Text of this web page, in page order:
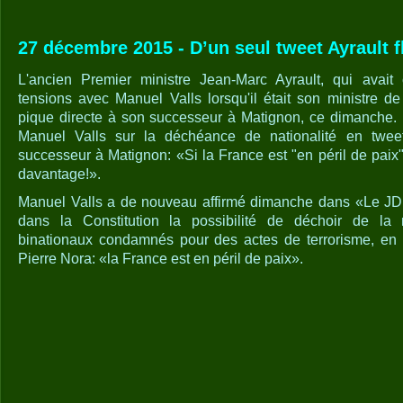
27 décembre 2015 - D’un seul tweet Ayrault
L'ancien Premier ministre Jean-Marc Ayrault, qui
tensions avec Manuel Valls lorsqu'il était son ministre
pique directe à son successeur à Matignon, ce
Manuel Valls sur la déchéance de nationalité en
successeur à Matignon: «Si la France est "en péril de
davantage!».
Manuel Valls a de nouveau affirmé dimanche dans «Le
dans la Constitution la possibilité de déchoir de la
binationaux condamnés pour des actes de terrorisme,
Pierre Nora: «la France est en péril de paix».